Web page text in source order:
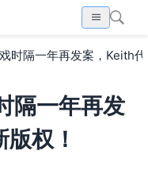
时隔一年再发案，Keith
隔一年再发
权！